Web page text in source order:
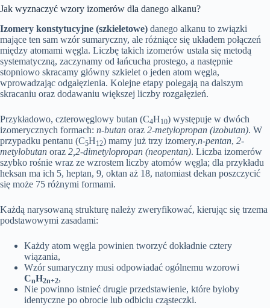
Jak wyznaczyć wzory izomerów dla danego alkanu?
Izomery konstytucyjne (szkieletowe) danego alkanu to związki
mające ten sam wzór sumaryczny, ale różniące się układem połączeń
między atomami węgla. Liczbę takich izomerów ustala się metodą
systematyczną, zaczynamy od łańcucha prostego, a następnie
stopniowo skracamy główny szkielet o jeden atom węgla,
wprowadzając odgałęzienia. Kolejne etapy polegają na dalszym
skracaniu oraz dodawaniu większej liczby rozgałęzień.
Przykładowo, czterowęglowy butan (C4H10) występuje w dwóch
izomerycznych formach: n-butan oraz 2-metylopropan (izobutan). W
przypadku pentanu (C5H12) mamy już trzy izomery,n-pentan, 2-
metylobutan oraz 2,2-dimetylopropan (neopentan). Liczba izomerów
szybko rośnie wraz ze wzrostem liczby atomów węgla; dla przykładu
heksan ma ich 5, heptan, 9, oktan aż 18, natomiast dekan poszczycić
się może 75 różnymi formami.
Każdą narysowaną strukturę należy zweryfikować, kierując się trzema
podstawowymi zasadami:
Każdy atom węgla powinien tworzyć dokładnie cztery
wiązania,
Wzór sumaryczny musi odpowiadać ogólnemu wzorowi
CnH2n+2,
Nie powinno istnieć drugie przedstawienie, które byłoby
identyczne po obrocie lub odbiciu cząsteczki.